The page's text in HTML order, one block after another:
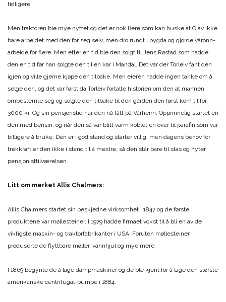
tidligere.
Men traktoren ble mye nyttet og det er nok flere som kan huske at Olav ikke
bare arbeidet med den for seg selv, men dro rundt i bygda og gjorde våronn-
arbeide for flere. Men etter en tid ble den solgt til Jens Røstad som hadde
den en tid før han solgte den til en kar i Mandal. Det var der Torleiv fant den
igjen og ville gjerne kjøpe den tilbake. Men eieren hadde ingen tanke om å
selge den, og det var først da Torleiv fortalte historien om den at mannen
ombestemte seg og solgte den tilbake til den gården den først kom til for
3000 kr. Og sin pensjonstid har den nå fått på Vårheim. Opprinnelig startet en
den med bensin, og når den så var blitt varm koblet en over til parafin som var
billigere å bruke. Den er i god stand og starter villig, men dagens behov for
trekkraft er den ikke i stand til å mestre, så den står bare til stas og nyter
pensjonisttilværelsen.
Litt om merket Allis Chalmers:
Allis Chalmers startet sin beskjedne virksomhet i 1847 og de første
produktene var møllesteiner. I 1979 hadde firmaet vokst til å bli en av de
viktigste maskin- og traktorfabrikanter i USA. Foruten møllesteiner
produserte de flyttbare møller, vannhjul og mye mere.
I 1869 begynte de å lage dampmaskiner og de ble kjent for å lage den største
amerikanske centrifugal-pumpe i 1884.